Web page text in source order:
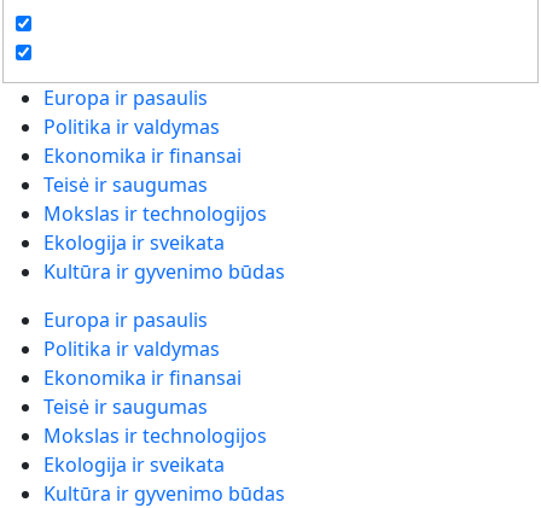
Europa ir pasaulis
Politika ir valdymas
Ekonomika ir finansai
Teisė ir saugumas
Mokslas ir technologijos
Ekologija ir sveikata
Kultūra ir gyvenimo būdas
Europa ir pasaulis
Politika ir valdymas
Ekonomika ir finansai
Teisė ir saugumas
Mokslas ir technologijos
Ekologija ir sveikata
Kultūra ir gyvenimo būdas